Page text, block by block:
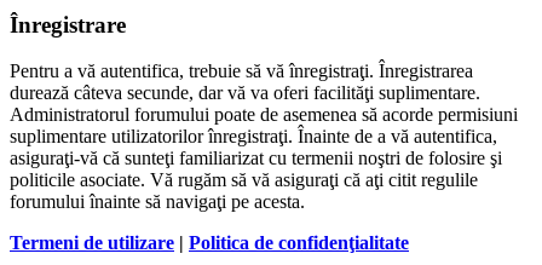
Înregistrare
Pentru a vă autentifica, trebuie să vă înregistraţi. Înregistrarea
durează câteva secunde, dar vă va oferi facilităţi suplimentare.
Administratorul forumului poate de asemenea să acorde permisiuni
suplimentare utilizatorilor înregistraţi. Înainte de a vă autentifica,
asiguraţi-vă că sunteţi familiarizat cu termenii noştri de folosire şi
politicile asociate. Vă rugăm să vă asiguraţi că aţi citit regulile
forumului înainte să navigaţi pe acesta.
Termeni de utilizare | Politica de confidenţialitate